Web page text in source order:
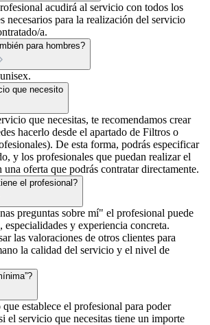
acudirá al servicio con todos los
necesarios para la realización del servicio
a.
para hombres?
que necesito
que necesitas, te recomendamos crear
hacerlo desde el apartado de Filtros o
De esta forma, podrás especificar
y los profesionales que puedan realizar el
oferta que podrás contratar directamente.
el profesional?
preguntas sobre mí" el profesional puede
especialidades y experiencia concreta.
las valoraciones de otros clientes para
la calidad del servicio y el nivel de
establece el profesional para poder
el servicio que necesitas tiene un importe